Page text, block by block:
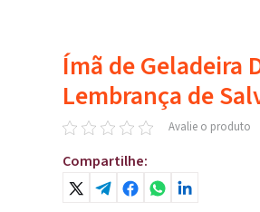
Ímã de Geladeira
Lembrança de
Avalie o produto